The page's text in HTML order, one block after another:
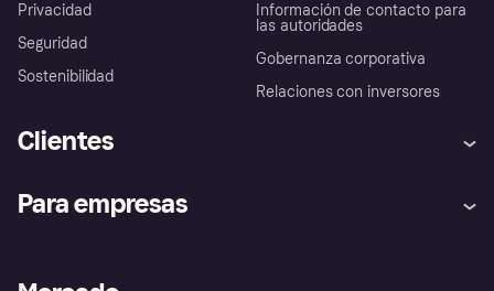
Privacidad
Seguridad
Sostenibilidad
Información de contacto para
las autoridades
Gobernanza corporativa
Relaciones con inversores
Clientes
Inicio de sesión
Para empresas
Acceso empresas